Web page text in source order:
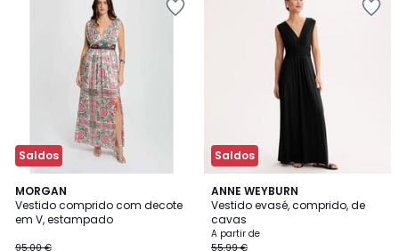
Saldos
MORGAN
Vestido comprido com decote
em V, estampado
95.00 €
4
/
5
Saldos
ANNE WEYBURN
Vestido evasé, comprido, de
cavas
A partir de
55.99 €
4,3
/ 5
2
Cores